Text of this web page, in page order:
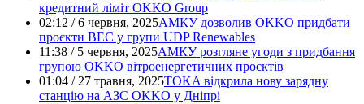
кредитний ліміт OKKO Group
02:12 / 6 червня, 2025АМКУ дозволив OKKO придбати
проєкти ВЕС у групи UDP Renewables
11:38 / 5 червня, 2025АМКУ розгляне угоди з придбання
групою OKKO вітроенергетичних проєктів
01:04 / 27 травня, 2025TOKA відкрила нову зарядну
станцію на АЗС OKKO у Дніпрі